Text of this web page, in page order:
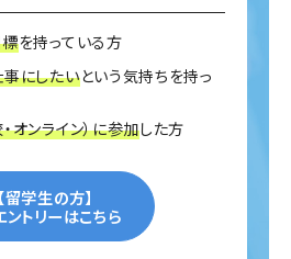
を持っている方
にしたいという気持ちを持っ
オンライン）に参加した方
【留学生の方】
ントリーはこちら